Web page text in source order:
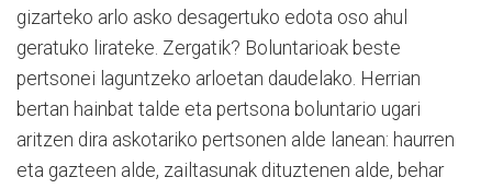
gizarteko arlo asko desagertuko edota oso ahul
geratuko lirateke. Zergatik? Boluntarioak beste
pertsonei laguntzeko arloetan daudelako. Herrian
bertan hainbat talde eta pertsona boluntario ugari
aritzen dira askotariko pertsonen alde lanean: haurren
eta gazteen alde, zailtasunak dituztenen alde, behar